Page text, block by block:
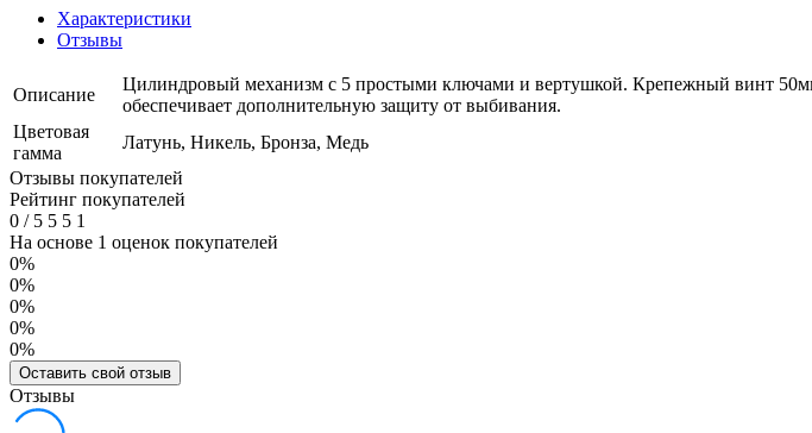
Характеристики
Отзывы
Описание
Цилиндровый механизм с 5 простыми ключами и вертушкой. Крепежный винт
обеспечивает дополнительную защиту от выбивания.
Цветовая
гамма
Латунь, Никель, Бронза, Медь
Отзывы покупателей
Рейтинг покупателей
0 /5 5 5 1
На основе 1 оценок покупателей
0%
0%
0%
0%
0%
Оставить свой отзыв
Отзывы